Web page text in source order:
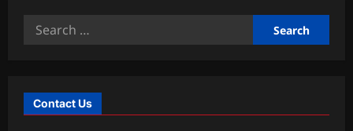
Search
Contact Us